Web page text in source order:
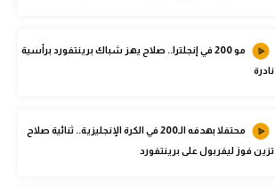
مو 200 في إنجلترا.. صلاح يهز شباك برينتفورد برأسية
نادرة
محتفلا بهدفه الـ200 في الكرة الإنجليزية.. ثنائية صلاح
تزين فوز ليفربول على برينتفورد